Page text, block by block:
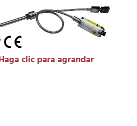
clic para agrandar